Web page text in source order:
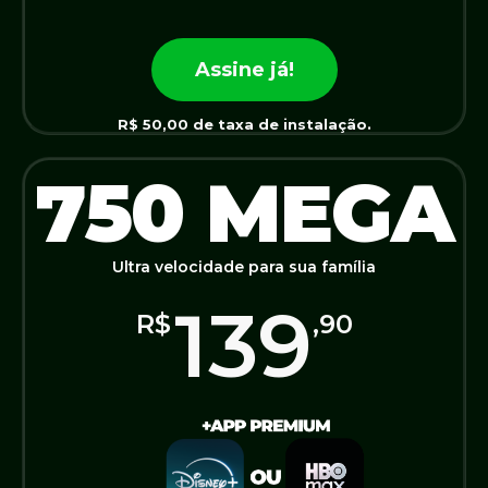
Assine já!
R$ 50,00 de taxa de instalação.
750 MEGA
Ultra velocidade para sua família
R$139,90
400 MEGA
R$299,90
quedas.
Suporte presencial priorizado de até
Assine já!